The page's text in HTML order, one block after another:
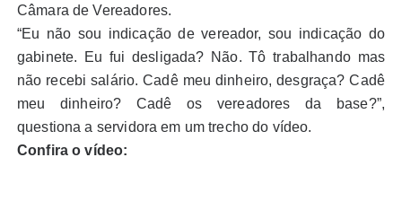
Câmara de Vereadores.
“Eu não sou indicação de vereador, sou indicação do
gabinete. Eu fui desligada? Não. Tô trabalhando mas
não recebi salário. Cadê meu dinheiro, desgraça? Cadê
meu dinheiro? Cadê os vereadores da base?”,
questiona a servidora em um trecho do vídeo.
Confira o vídeo: